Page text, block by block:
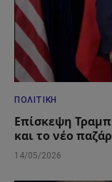
ΠΟΛΙΤΙΚΉ
Επίσκεψη
και το νέο
14/05/2026